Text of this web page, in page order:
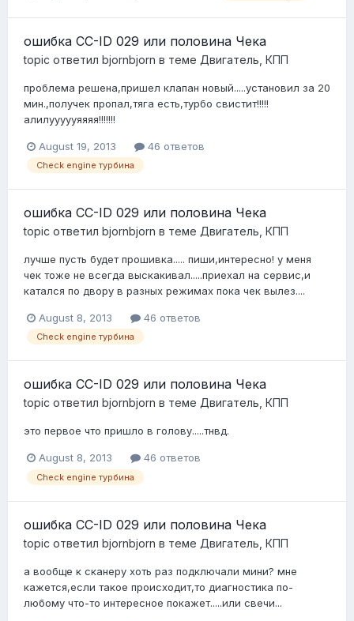
ошибка CC-ID 029 или половина Чека
topic ответил bjornbjorn в теме Двигатель, КПП
проблема решена,пришел клапан новый.....установил за 20
мин.,получек пропал,тяга есть,турбо свистит!!!!!
алилуууууяяяя!!!!!!!
August 19, 2013 46 ответов
Check engine турбина
ошибка CC-ID 029 или половина Чека
topic ответил bjornbjorn в теме Двигатель, КПП
лучше пусть будет прошивка..... пиши,интересно! у меня
чек тоже не всегда выскакивал.....приехал на сервис,и
катался по двору в разных режимах пока чек вылез....
August 8, 2013 46 ответов
Check engine турбина
ошибка CC-ID 029 или половина Чека
topic ответил bjornbjorn в теме Двигатель, КПП
это первое что пришло в голову.....тнвд.
August 8, 2013 46 ответов
Check engine турбина
ошибка CC-ID 029 или половина Чека
topic ответил bjornbjorn в теме Двигатель, КПП
а вообще к сканеру хоть раз подключали мини? мне
кажется,если такое происходит,то диагностика по-
любому что-то интересное покажет.....или свечи...